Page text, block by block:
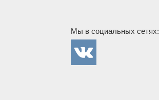
Мы в социальных сетях: